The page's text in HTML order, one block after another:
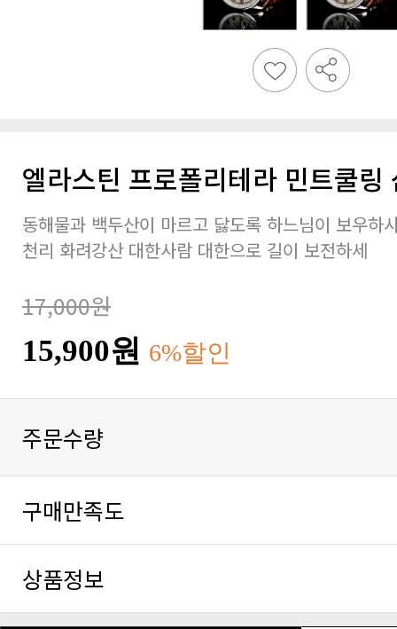
엘라스틴 프로폴리테라 민트쿨
천리 화려강산 대한사람 대한으로 길이 보전하세
17,000원
15,900원 6%할인
주문수량
구매만족도
상품정보